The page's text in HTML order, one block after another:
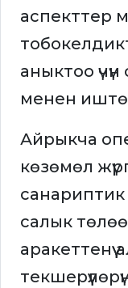
аспекттер
аныктоо
менен
Айрыкча
көзөмөл
салык